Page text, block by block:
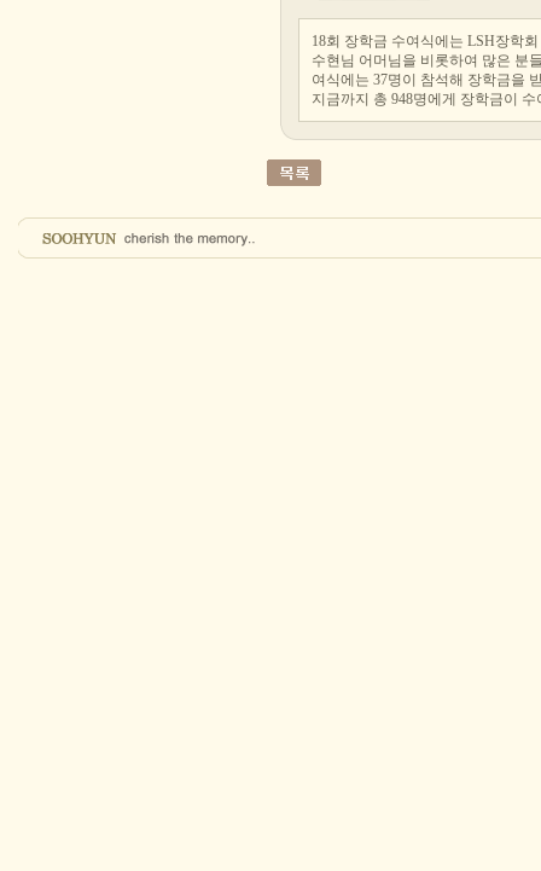
18회 장학금 수여식에는 LSH장학
수현님 어머님을 비롯하여 많은 분
여식에는 37명이 참석해 장학금을
지금까지 총 948명에게 장학금이